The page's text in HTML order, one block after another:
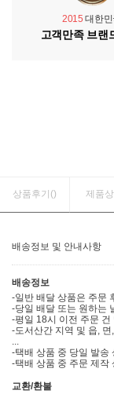
2015 대한민
고객만족 브랜
상품후기() 제품
배송정보 및 안내사항
배송정보
-일반 배달 상품은 주문
-당일 배달 또는 원하는
-평일 18시 이전 주문 건
-도서산간 지역 및 읍,
-택배 상품 중 당일 발송
-택배 상품 중 주문 제작
교환/환불